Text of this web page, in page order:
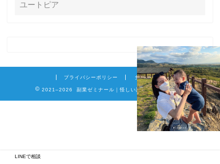
プライバシーポリシー 免責事項
2021–2026 副業ゼミナール｜怪しい詐欺副業を徹底調査
LINEで相談